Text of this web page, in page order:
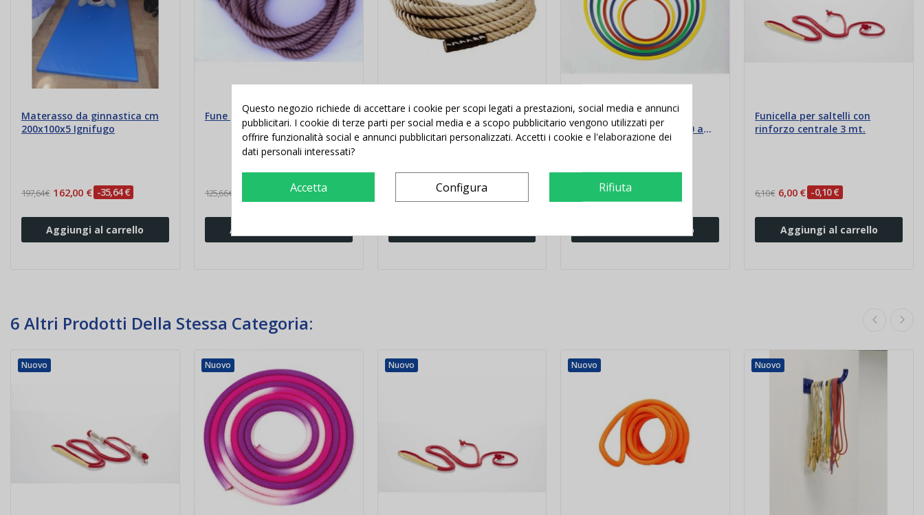
Materasso da ginnastica cm
200x100x5 Ignifugo
197,64 € 162,00 € -35,64 €
Aggiungi al carrello
Fune palco di salita Mt. 5
125,66 € -17,66 €
Aggiungi al carrello
Corda per tiro alla fune mt.
15
104,00 € -36,30 €
Cerchio in nylon colorato
sezione piatta - da cm 50 a
cm 80
6,00 € -1,32 €
Aggiungi al carrello
Funicella per saltelli con
rinforzo centrale 3 mt.
6,10 € 6,00 € -0,10 €
Aggiungi al carrello
6 Altri Prodotti Della Stessa Categoria:
Nuovo Nuovo Nuovo Nuovo Nuovo
Questo negozio richiede di accettare i cookie per scopi legati a prestazioni, social media e annunci
pubblicitari. I cookie di terze parti per social media e a scopo pubblicitario vengono utilizzati per
offrire funzionalità social e annunci pubblicitari personalizzati. Accetti i cookie e l'elaborazione dei
dati personali interessati?
Accetta Configura Rifiuta